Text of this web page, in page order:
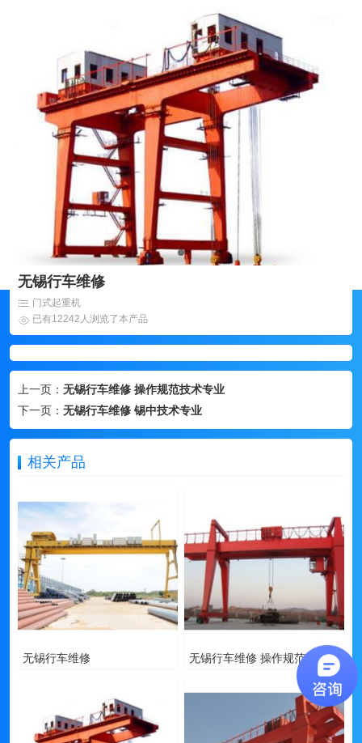
无锡行车维修
门式起重机
已有12242人浏览了本产品
上一页： 无锡行车维修 操作规范技术专业
下一页： 无锡行车维修 锡中技术专业
相关产品
无锡行车维修 无锡行车维修 操作规范技术专业